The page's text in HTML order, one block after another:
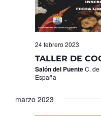
TALLER DE
24 febrero 2023
Salón del PuenteC. de
España
marzo 2023